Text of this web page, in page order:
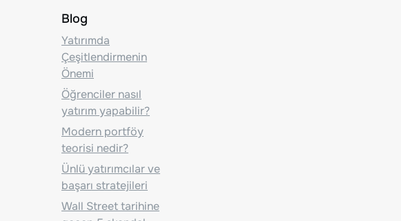
Blog
Yatırımda
Çeşitlendirmenin
Önemi
Öğrenciler nasıl
yatırım yapabilir?
Modern portföy
teorisi nedir?
Ünlü yatırımcılar ve
başarı stratejileri
Wall Street tarihine